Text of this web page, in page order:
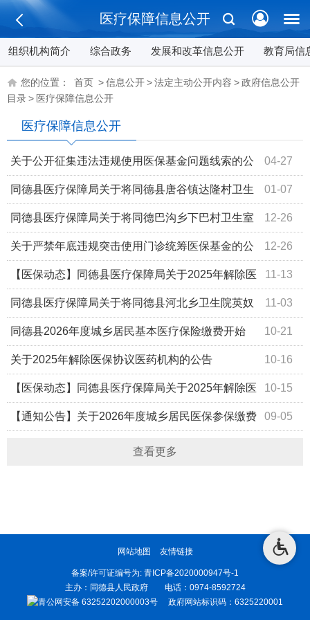
医疗保障信息公开
组织机构简介 综合政务 发展和改革信息公开 教育局信
您的位置： 首页 >信息公开>法定主动公开内容 >政府信息公开
目录> 医疗保障信息公开
医疗保障信息公开
04-27
关于公开征集违法违规使用医保基金问题线索的公
告 01-07
同德县医疗保障局关于将同德县唐谷镇达隆村卫生
室纳入医保定点的公示 12-26
同德县医疗保障局关于将同德巴沟乡下巴村卫生室
等10家医疗机构准入的公示 12-26
关于严禁年底违规突击使用门诊统筹医保基金的公
告 11-13
【医保动态】同德县医疗保障局关于2025年解除医
保协议医药机构的公告 11-03
同德县医疗保障局关于将同德县河北乡卫生院英奴
乎分院纳入医保定点的公示 10-21
同德县2026年度城乡居民基本医疗保险缴费开始
啦！ 10-16
关于2025年解除医保协议医药机构的公告
10-15
【医保动态】同德县医疗保障局关于2025年解除医
保协议医药机构的公告 09-05
【通知公告】关于2026年度城乡居民医保参保缴费
查看更多
网站地图 友情链接
备案/许可证编号为: 青ICP备2020000947号-1
主办：同德县人民政府 电话：0974-8592724
青公网安备 63252202000003号 政府网站标识码：6325220001